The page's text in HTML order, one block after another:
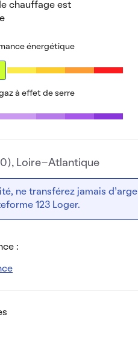
chauffage est
énergétique
à effet de serre
Loire-Atlantique
ne transférez jamais
123 Loger.
: